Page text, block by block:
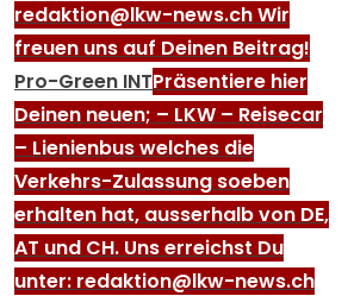
redaktion@lkw-news.ch Wir
freuen uns auf Deinen Beitrag!
Pro-Green INTPräsentiere hier
Deinen neuen; – LKW – Reisecar
– Lienienbus welches die
Verkehrs-Zulassung soeben
erhalten hat, ausserhalb von DE,
AT und CH. Uns erreichst Du
unter: redaktion@lkw-news.ch